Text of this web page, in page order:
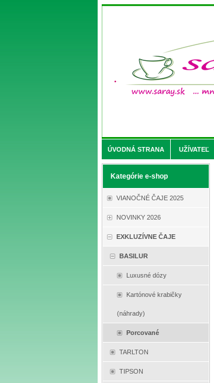
ÚVODNÁ STRANA UŽÍVATEĽ
Kategórie e-shop
VIANOČNÉ ČAJE 2025
NOVINKY 2026
EXKLUZÍVNE ČAJE
BASILUR
Luxusné dózy
Kartónové krabičky
(náhrady)
Porcované
TARLTON
TIPSON